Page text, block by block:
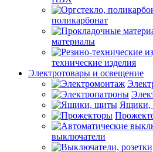
поликарбонат
материалы
технические изделия
Электротовары и освещение
Ящики,
выключатели